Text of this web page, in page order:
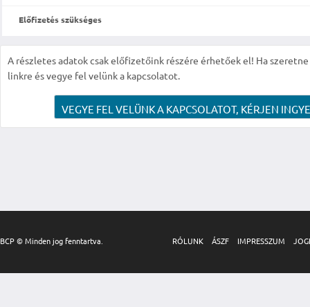
Előfizetés szükséges
A részletes adatok csak előfizetőink részére érhetőek el! Ha
linkre és vegye fel velünk a kapcsolatot.
VEGYE FEL VELÜNK A KAPCSOLATOT, KÉRJEN
BCP © Minden jog fenntartva. RÓLUNK ÁSZF IMPRESSZUM